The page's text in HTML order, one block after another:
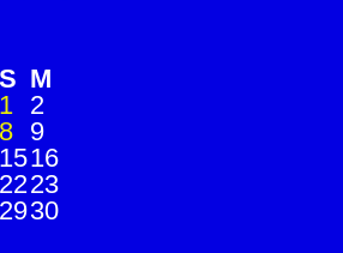
S M
1 2
8 9
1516
2223
2930